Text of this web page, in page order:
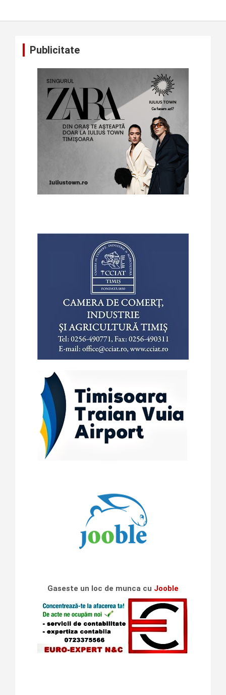
Publicitate
Gaseste un loc de munca cu Jooble